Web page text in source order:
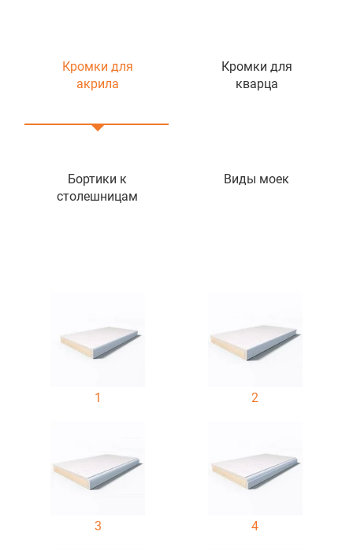
Кромки для
акрила
Кромки для
кварца
Бортики к
столешницам
Виды моек
1 2
3 4